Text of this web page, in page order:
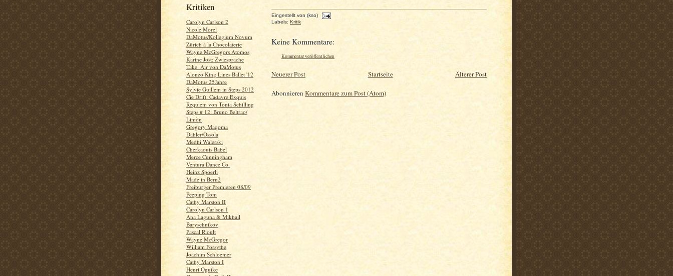
Kritiken
Carolyn Carlson 2
Nicole Morel
DaMotus/Kollegium Novum
Zürich à la Chocolaterie
Wayne McGregors Atomos
Karine Jost: Zwiesprache
Take_Air von DaMotus
Alonzo King Lines Ballet '12
DaMotus 25Jahre
Sylvie Guillem in Steps 2012
Cie Drift: Cadavre Exquis
Requiem von Tonia Schilling
Steps # 12: Bruno Beltrao/
Limòn
Gregory Maqoma
Dähler/Ossola
Medhi Walerski
Cherkaouis Babel
Merce Cunningham
Ventura Dance Co.
Heinz Spoerli
Made in Bern2
Freiburger Premieren 08/09
Peeping Tom
Cathy Marston II
Carolyn Carlson 1
Ana Laguna & Mikhail
Baryschnikov
Pascal Rioult
Wayne McGregor
William Forsythe
Joachim Schloemer
Cathy Marston I
Henri Oguike
Eingestellt von (kso)
Labels: Kritik
Keine Kommentare:
Kommentar veröffentlichen
Neuerer Post Älterer Post
Startseite
Abonnieren Kommentare zum Post (Atom)